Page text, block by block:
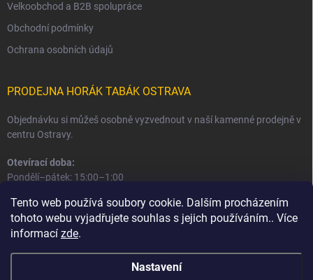
Tento web používá soubory cookie. Dalším procházením
tohoto webu vyjadřujete souhlas s jejich používáním.. Více
informací zde.
Nastavení
Velkoobchod a B2B spolupráce
Obchodní podmínky
Ochrana osobních údajů
PRODEJNA HORÁK TABÁK OSTRAVA
Objednávku si můžeš osobně vyzvednout v naší kamenné prodejně v
centru Ostravy.
Otevírací doba:
Pondělí–pátek: 15:00–1:00
Informace o prodejně a osobním odběru